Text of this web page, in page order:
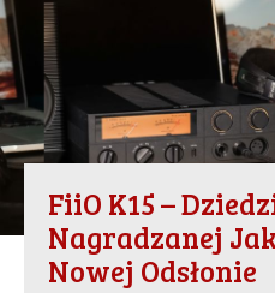
FiiO K15 –
Nagradzanej
Nowej Odsłonie